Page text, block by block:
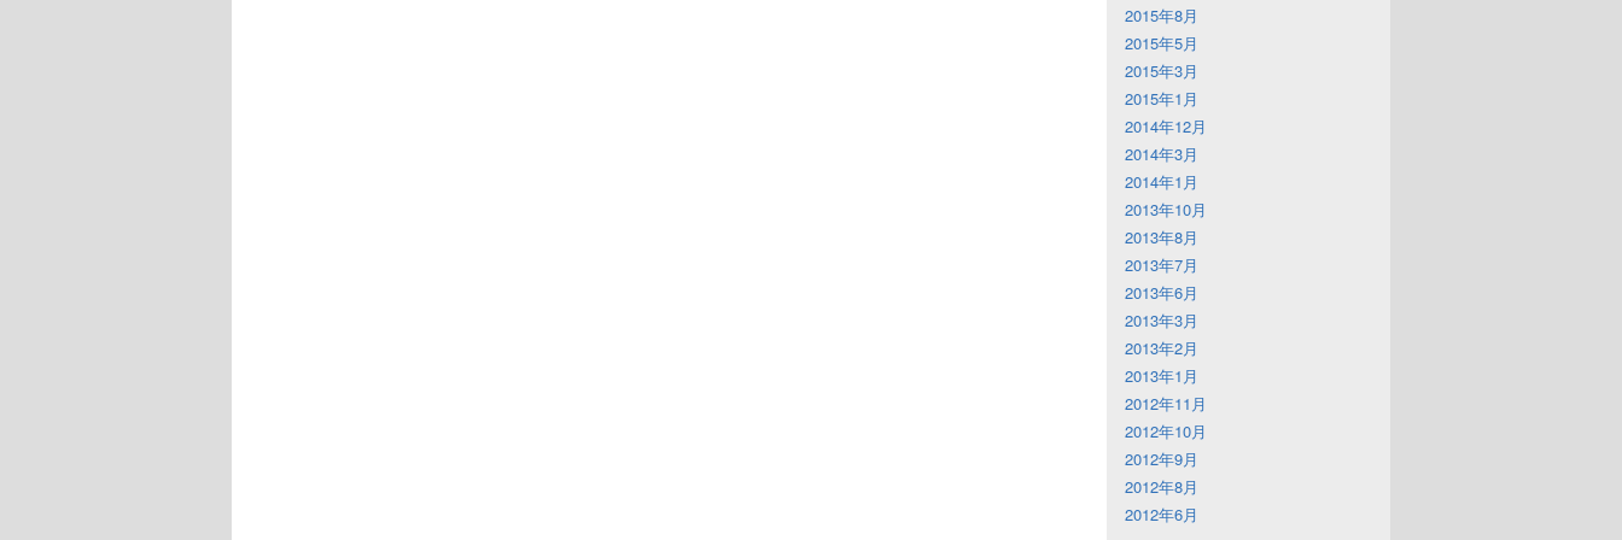
2015年8月
2015年5月
2015年3月
2015年1月
2014年12月
2014年3月
2014年1月
2013年10月
2013年8月
2013年7月
2013年6月
2013年3月
2013年2月
2013年1月
2012年11月
2012年10月
2012年9月
2012年8月
2012年6月